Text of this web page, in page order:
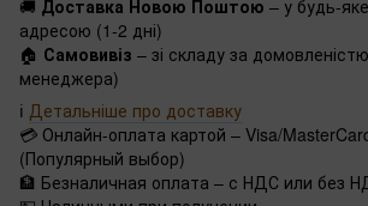
🚚 Доставка Новою Поштою – у будь-
адресою (1-2 дні)
🏠 Самовивіз – зі складу за
менеджера)
ℹ️ Детальніше про доставку
💳 Онлайн-оплата картой – Visa/
(Популярный выбор)
🏦 Безналичная оплата – с НДС или без